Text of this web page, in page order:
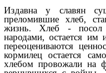
Издавна у славян
преломившие хлеб,
жизнь. Хлеб -
народами, остается им
переоцениваются
кормилец остается
хлебом провожали на